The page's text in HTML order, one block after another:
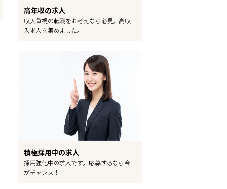
高年収の求人
収入重視の転職をお考えなら必見。高収
入求人を集めました。
積極採用中の求人
採用強化中の求人です。応募するなら今
がチャンス！